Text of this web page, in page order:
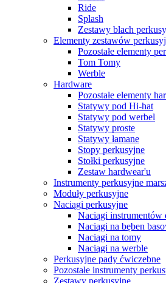
Ride
Splash
Zestawy blach
Elementy zestawów
Pozostałe elementy
Tom Tomy
Werble
Hardware
Pozostałe elementy
Statywy pod Hi-hat
Statywy pod werbel
Statywy proste
Statywy łamane
Stopy perkusyjne
Stołki perkusyjne
Zestaw hardwear'u
Instrumenty perkusyjne
Moduły perkusyjne
Naciągi perkusyjne
Naciągi instrumentów
Naciągi na bęben
Naciągi na tomy
Naciągi na werble
Perkusyjne pady ćwiczebne
Pozostałe instrumenty
Zestawy perkusyjne